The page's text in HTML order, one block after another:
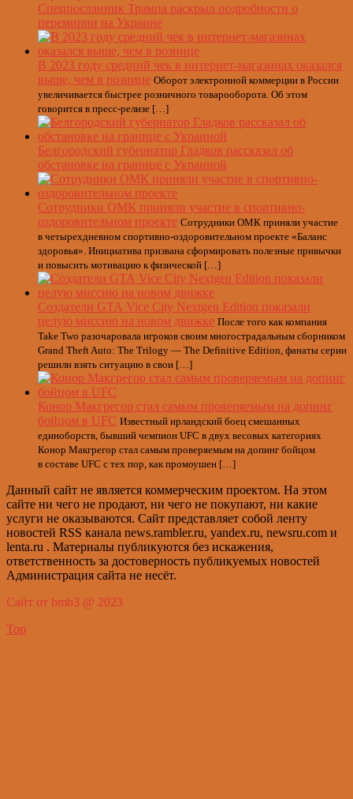
Спецпосланник Трампа раскрыл подробности о
перемирии на Украине
В 2023 году средний чек в интернет-магазинах оказался
выше, чем в рознице Оборот электронной коммерции в России
увеличивается быстрее розничного товарооборота. Об этом
говорится в пресс-релизе […]
Белгородский губернатор Гладков рассказал об
обстановке на границе с Украиной
Сотрудники ОМК приняли участие в спортивно-
оздоровительном проекте Сотрудники ОМК приняли участие
в четырехдневном спортивно-оздоровительном проекте «Баланс
здоровья». Инициатива призвана сформировать полезные привычки
и повысить мотивацию к физической […]
Создатели GTA Vice City Nextgen Edition показали
целую миссию на новом движке После того как компания
Take Two разочаровала игроков своим многострадальным сборником
Grand Theft Auto: The Trilogy — The Definitive Edition, фанаты серии
решили взять ситуацию в свои […]
Конор Макгрегор стал самым проверяемым на допинг
бойцом в UFC Известный ирландский боец смешанных
единоборств, бывший чемпион UFC в двух весовых категориях
Конор Макгрегор стал самым проверяемым на допинг бойцом
в составе UFC с тех пор, как промоушен […]
Данный сайт не является коммерческим проектом. На этом
сайте ни чего не продают, ни чего не покупают, ни какие
услуги не оказываются. Сайт представляет собой ленту
новостей RSS канала news.rambler.ru, yandex.ru, newsru.com и
lenta.ru . Материалы публикуются без искажения,
ответственность за достоверность публикуемых новостей
Администрация сайта не несёт.
Сайт от bmb3 @ 2023
Top